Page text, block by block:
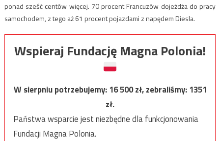
ponad sześć centów więcej. 70 procent Francuzów dojeżdża do pracy
samochodem, z tego aż 61 procent pojazdami z napędem Diesla.
Wspieraj Fundację Magna Polonia!
W sierpniu potrzebujemy:16 500zł, zebraliśmy:1351
zł.
Państwa wsparcie jest niezbędne dla funkcjonowania
Fundacji Magna Polonia.